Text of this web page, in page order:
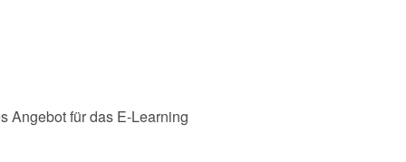
Angebot für das E-Learning